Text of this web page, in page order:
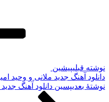
نوشته قبلیپیشین
دانلود آهنگ جدید ملانی و وحید
نوشته‌ٔ بعدیپسین دانلود آهنگ